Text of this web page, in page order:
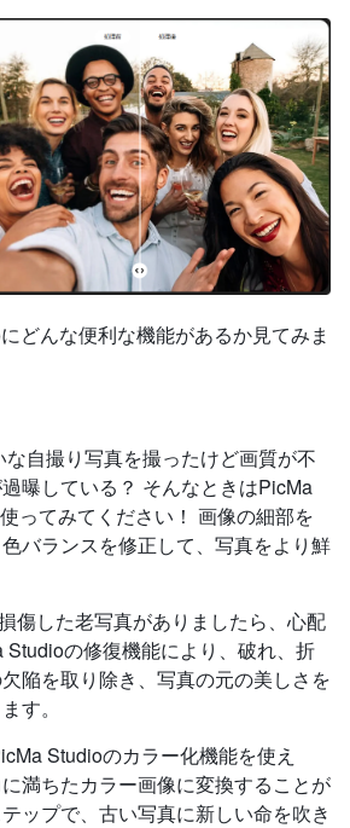
どんな便利な機能があるか見てみま
自撮り写真を撮ったけど画質が不
曝している？ そんなときはPicMa
ってみてください！ 画像の細部を
バランスを修正して、写真をより鮮
した老写真がありましたら、心配
Studioの修復機能により、破れ、折
陥を取り除き、写真の元の美しさを
す。
Studioのカラー化機能を使え
満ちたカラー画像に変換することが
ップで、古い写真に新しい命を吹き